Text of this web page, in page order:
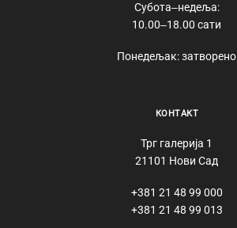
Субота‒недеља:
10.00‒18.00 сати
Понедељак: затворено
КОНТАКТ
Трг галерија 1
21101 Нови Сад
+381 21 48 99 000
+381 21 48 99 013